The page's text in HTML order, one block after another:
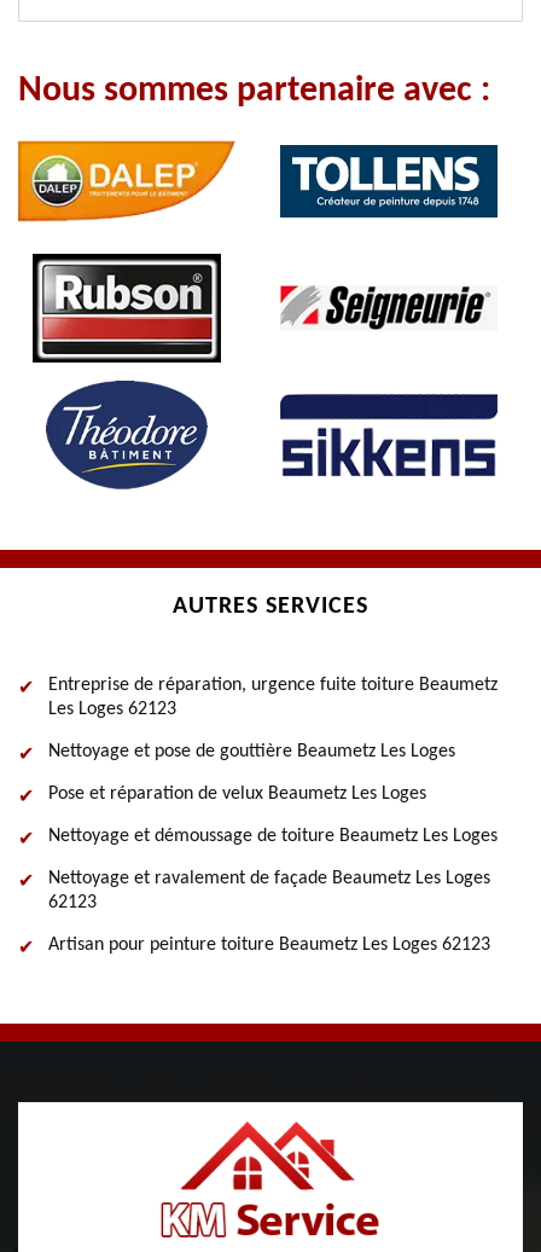
Nous sommes partenaire avec :
AUTRES SERVICES
Entreprise de réparation, urgence fuite toiture Beaumetz
Les Loges 62123
Nettoyage et pose de gouttière Beaumetz Les Loges
Pose et réparation de velux Beaumetz Les Loges
Nettoyage et démoussage de toiture Beaumetz Les Loges
Nettoyage et ravalement de façade Beaumetz Les Loges
62123
Artisan pour peinture toiture Beaumetz Les Loges 62123